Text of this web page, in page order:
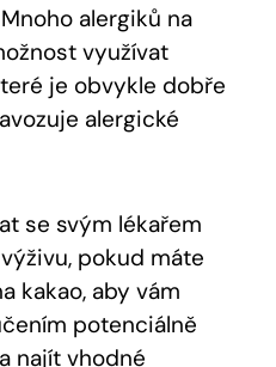
Mnoho alergiků na
využívat
je obvykle dobře
alergické
se svým lékařem
pokud máte
kakao, aby vám
potenciálně
najít vhodné